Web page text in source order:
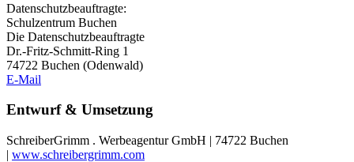
Datenschutzbeauftragte:
Schulzentrum Buchen
Die Datenschutzbeauftragte
Dr.-Fritz-Schmitt-Ring 1
74722 Buchen (Odenwald)
E-Mail
Entwurf & Umsetzung
SchreiberGrimm . Werbeagentur GmbH | 74722 Buchen
| www.schreibergrimm.com